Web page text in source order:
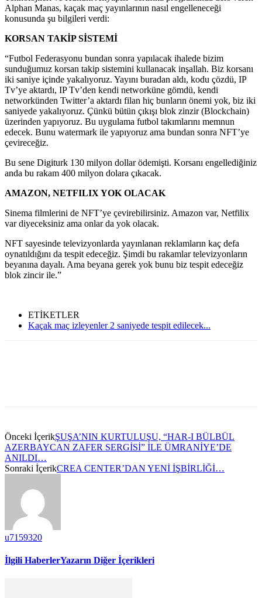
Alphan Manas, kaçak maç yayınlarının nasıl engelleneceği
konusunda şu bilgileri verdi:
KORSAN TAKİP SİSTEMİ
“Futbol Federasyonu bundan sonra yapılacak ihalede bizim
sunduğumuz korsan takip sistemini kullanacak inşallah. Biz korsanı
iki saniye içinde yakalıyoruz. Yayını buradan aldı, kodu çözdü, IP
Tv’ye aktardı, IP Tv’den kendi networküne gömdü, kendi
networkünden Twitter’a aktardı filan hiç bunların önemi yok, biz iki
saniyede yakalıyoruz. Çünkü bütün çıkışı blok zinzir (Blockchain)
üzerinden yapıyoruz. Bu uygulama futbol takımlarını memnun
edecek. Bunu watermark ile yapıyoruz ama bundan sonra NFT’ye
çevireceğiz.
Bu sene Digiturk 130 milyon dollar ödemişti. Korsanı engellediğiniz
anda bu rakam 400 milyon dolara çıkacak.
AMAZON, NETFILIX YOK OLACAK
Sinema filmlerini de NFT’ye çevirebilirsiniz. Amazon var, Netfilix
var diyeceksiniz ama onlar da yok olacak.
NFT sayesinde televizyonlarda yayınlanan reklamların kaç defa
oynatıldığını da tespit edeceğiz. Şimdi bu rakamlar televizyonların
beyanına dayalı. Ama beyana gerek yok bunu biz tespit edeceğiz
blok zincir ile.”
ETİKETLER
Kaçak maç izleyenler 2 saniyede tespit edilecek...
Önceki İçerikŞUŞA’NIN KURTULUŞU, “HAR-I BÜLBÜL
AZERBAYCAN ZAFER SERGİSİ” İLE ÜMRANİYE’DE
ANILDI…
Sonraki İçerikCREA CENTER’DAN YENİ İŞBİRLİĞİ…
u7159320
İlgili HaberlerYazarın Diğer İçerikleri